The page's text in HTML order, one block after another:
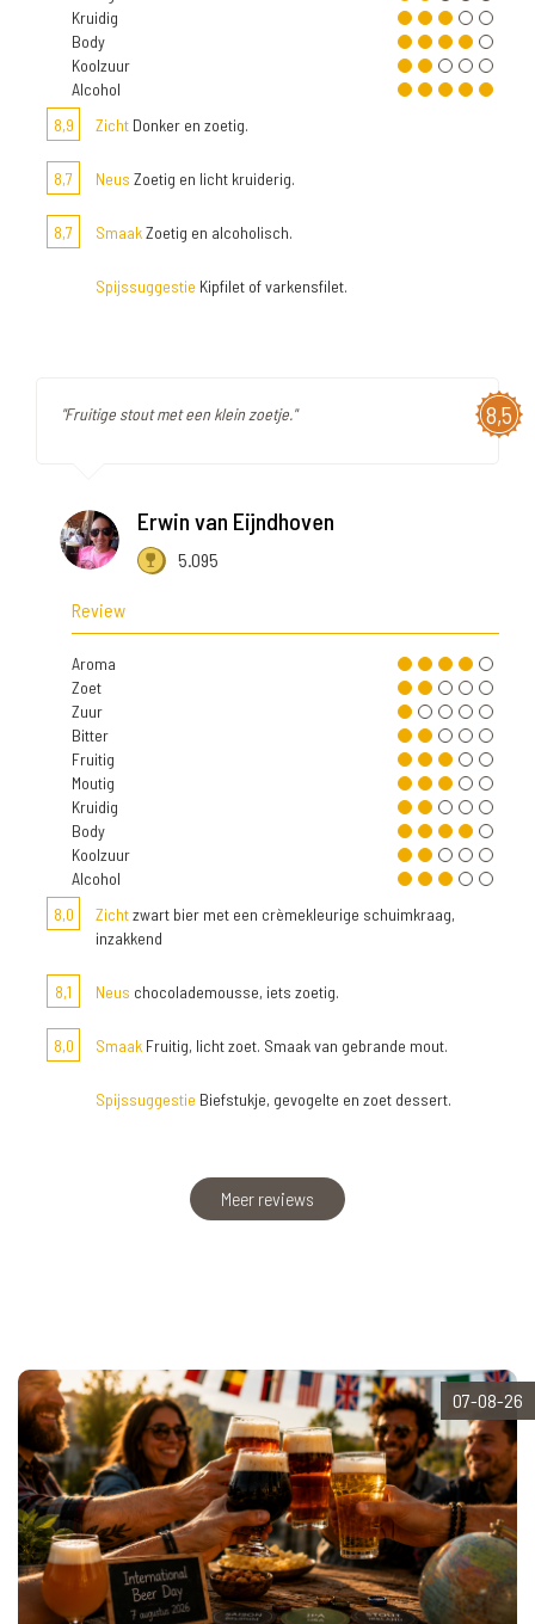
Kruidig
Body
Koolzuur
Alcohol
8,9
Zicht Donker en zoetig.
8,7 Neus Zoetig en licht kruiderig.
8,7 SmaakZoetig en alcoholisch.
Spijssuggestie Kipfilet of varkensfilet.
8,5
"Fruitige stout met een klein zoetje."
Erwin van Eijndhoven
5.095
Review
Aroma
Zoet
Zuur
Bitter
Fruitig
Moutig
Kruidig
Body
Koolzuur
Alcohol
8,0
Zichtzwart bier met een crèmekleurige schuimkraag,
inzakkend
8,1 Neus chocolademousse, iets zoetig.
8,0 Smaak Fruitig, licht zoet. Smaak van gebrande mout.
Spijssuggestie Biefstukje, gevogelte en zoet dessert.
Meer reviews
07-08-26